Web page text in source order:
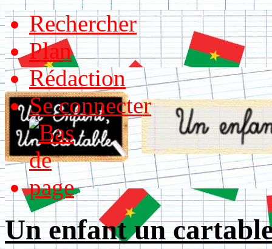
Rechercher
Plan
Rédaction
Se connecter
Un enfant un